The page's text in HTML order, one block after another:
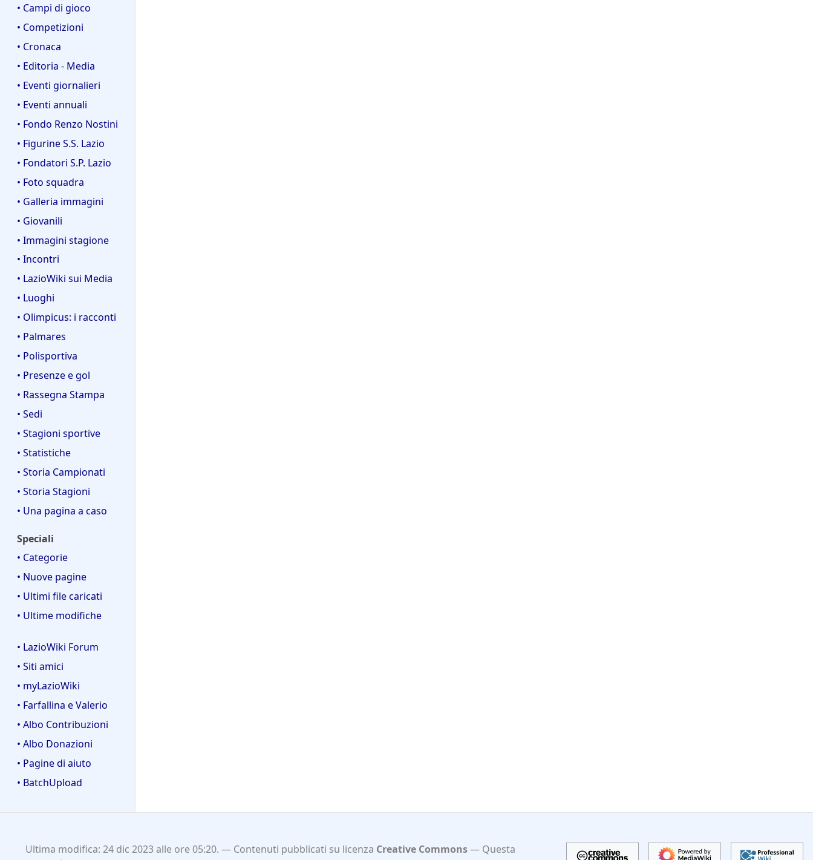
• Campi di gioco
• Competizioni
• Cronaca
• Editoria - Media
• Eventi giornalieri
• Eventi annuali
• Fondo Renzo Nostini
• Figurine S.S. Lazio
• Fondatori S.P. Lazio
• Foto squadra
• Galleria immagini
• Giovanili
• Immagini stagione
• Incontri
• LazioWiki sui Media
• Luoghi
• Olimpicus: i racconti
• Palmares
• Polisportiva
• Presenze e gol
• Rassegna Stampa
• Sedi
• Stagioni sportive
• Statistiche
• Storia Campionati
• Storia Stagioni
• Una pagina a caso
Speciali
• Categorie
• Nuove pagine
• Ultimi file caricati
• Ultime modifiche
• LazioWiki Forum
• Siti amici
• myLazioWiki
• Farfallina e Valerio
• Albo Contribuzioni
• Albo Donazioni
• Pagine di aiuto
• BatchUpload
Ultima modifica: 24 dic 2023 alle ore 05:20. Contenuti pubblicati su licenza Creative Commons
Questa